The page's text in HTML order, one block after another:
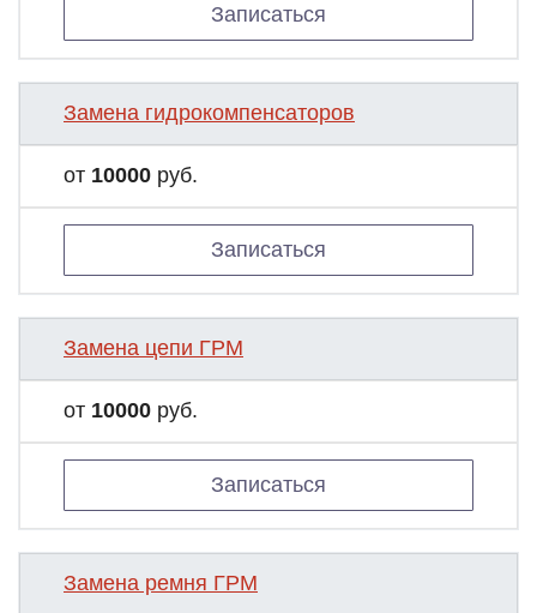
Записаться
Замена гидрокомпенсаторов
от 10000 руб.
Записаться
Замена цепи ГРМ
от 10000 руб.
Записаться
Замена ремня ГРМ